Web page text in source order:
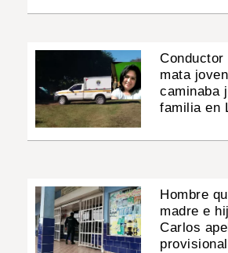
mata
caminaba
familia en
Hombre
madre e
Carlos
provisional